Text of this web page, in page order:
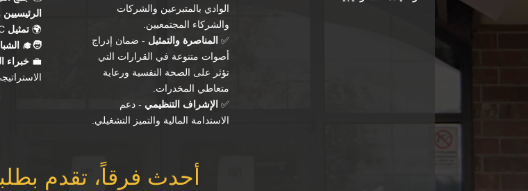
🌍 تمثيل BIPOC - لضمان أن تعكس القيادة المجتمعات المتنوعة التي
🧑‍🎓
💼 خبراء
الوادي بالمتبرعين والشركات
والشركاء المجتمعيين.
✅ المناصرة والتمثيل - ضمان إدراج
أصوات متنوعة في القرارات التي
تؤثر على الصحة النفسية ورعاية
متعاطي المخدرات.
✅ الإشراف التنظيمي - دعم
الاستدامة المالية والتميز التشغيلي.
أحدث فرقاً، تقدم